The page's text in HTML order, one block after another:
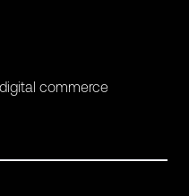
commerce